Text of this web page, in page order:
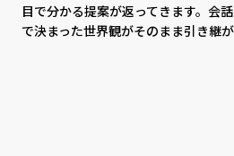
目で分かる提案が返ってきます。会
で決まった世界観がそのまま引き継が